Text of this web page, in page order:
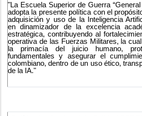
"La Escuela Superior de Guerra
adopta la presente política con el
adquisición y uso de la Inteligencia
en dinamizador de la excelencia
estratégica, contribuyendo al
operativa de las Fuerzas Militares, la
la primacía del juicio humano,
fundamentales y asegurar el
colombiano, dentro de un uso ético,
de la IA."